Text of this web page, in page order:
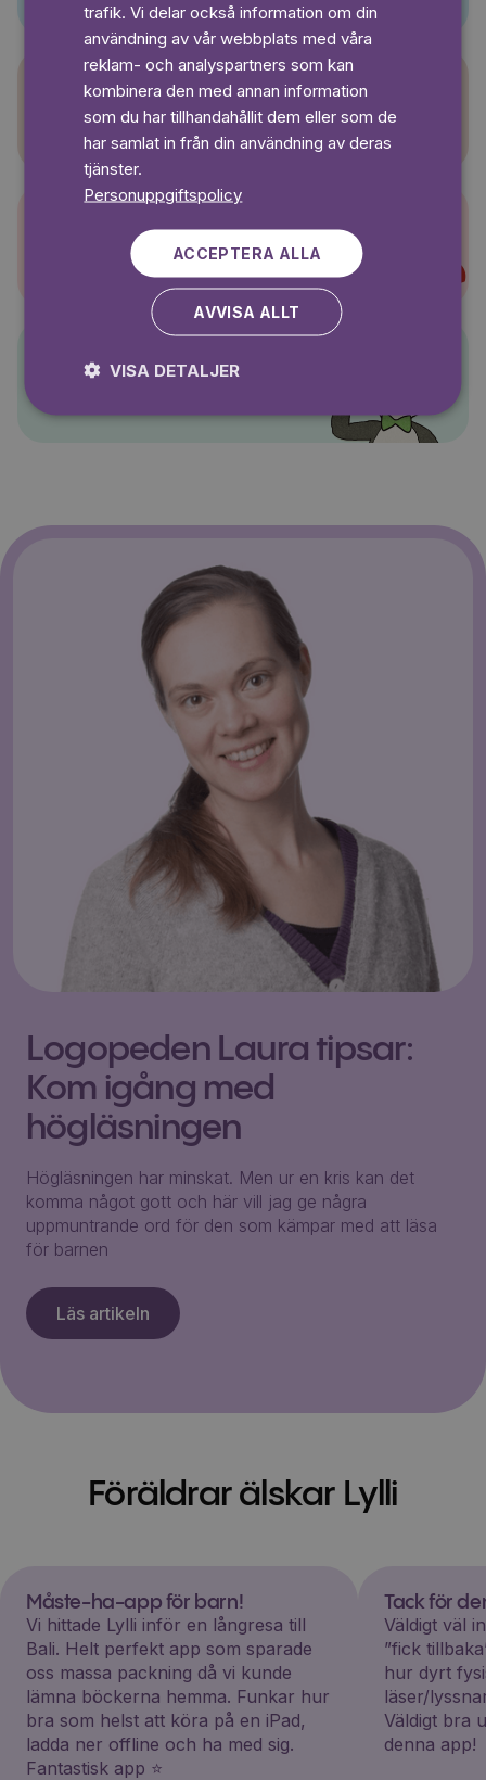
Sagasagor
Super-Charlie
Pelle Svanslös
Logopeden Laura tipsar:
Kom igång med
högläsningen
Högläsningen har minskat. Men ur en kris kan det
komma något gott och här vill jag ge några
uppmuntrande ord för den som kämpar med att läsa
för barnen
Läs artikeln
Föräldrar älskar Lylli
Måste-ha-app för barn!
Vi hittade Lylli inför en långresa till
Bali. Helt perfekt app som sparade
oss massa packning då vi kunde
lämna böckerna hemma. Funkar hur
bra som helst att köra på en iPad,
ladda ner offline och ha med sig.
Fantastisk app ⭐️
Tack för
Väldigt väl
”fick
hur dyrt
läser/
Väldigt bra
denna app!
trafik. Vi delar också information om din
användning av vår webbplats med våra
reklam- och analyspartners som kan
kombinera den med annan information
som du har tillhandahållit dem eller som de
har samlat in från din användning av deras
tjänster.
Personuppgiftspolicy
ACCEPTERA ALLA
AVVISA ALLT
VISA DETALJER